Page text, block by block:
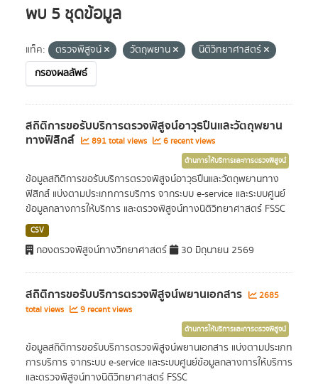
พบ 5 ชุดข้อมูล
แท็ค: ตรวจพิสูจน์ วัตถุพยาน
นิติวิทยาศาสตร์
กรองผลลัพธ์
สถิติการขอรับบริการตรวจพิสูจน์อาวุธปืนและวัตถุพยาน
ทางฟิสิกส์ 891 total views 6 recent views
ด้านการให้บริการและการตรวจพิสูจน์
ข้อมูลสถิติการขอรับบริการตรวจพิสูจน์อาวุธปืนและวัตถุพยานทาง
ฟิสิกส์ แบ่งตามประเภทการบริการ จากระบบ e-service และระบบศูนย์
ข้อมูลกลางการให้บริการ และตรวจพิสูจน์ทางนิติวิทยาศาสตร์ FSSC
CSV
กองตรวจพิสูจน์ทางวิทยาศาสตร์ 30 มิถุนายน 2569
สถิติการขอรับบริการตรวจพิสูจน์พยานเอกสาร
2685
total views
9 recent views
ด้านการให้บริการและการตรวจพิสูจน์
ข้อมูลสถิติการขอรับบริการตรวจพิสูจน์พยานเอกสาร แบ่งตามประเภท
การบริการ จากระบบ e-service และระบบศูนย์ข้อมูลกลางการให้บริการ
และตรวจพิสูจน์ทางนิติวิทยาศาสตร์ FSSC